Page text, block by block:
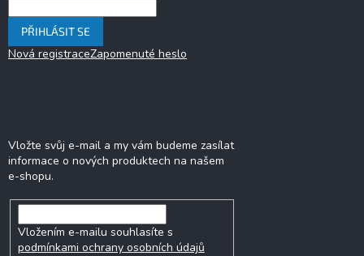
PŘIHLÁSIT SE
Nová registraceZapomenuté heslo
Vložte svůj e-mail a my vám budeme zasílat
informace o nových produktech na našem
e-shopu.
Vložením e-mailu souhlasíte s
podmínkami ochrany osobních údajů